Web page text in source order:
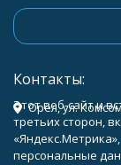
Контакты:
Орёл, ул.
Этот веб-сайт и
третьих сторон,
персональные